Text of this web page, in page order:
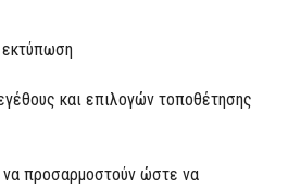
και επιλογών τοποθέτησης
να προσαρμοστούν ώστε να